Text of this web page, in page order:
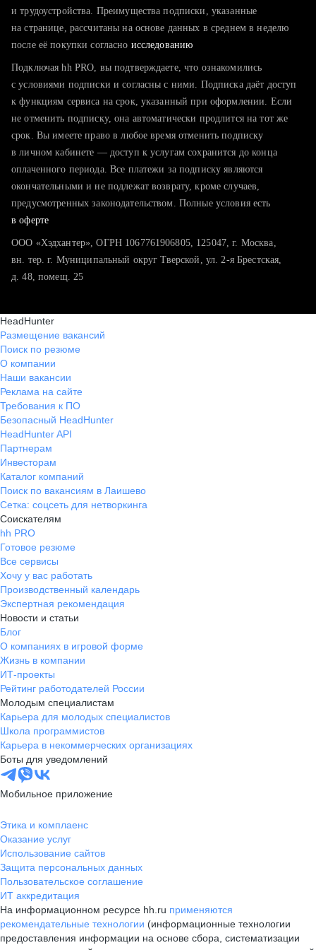
тратите много времени на поиск и вручную поднимаете
хотите сравнить себя с конкурентами и оценить шансы
и трудоустройства. Преимущества подписки, указанные
на странице, рассчитаны на основе данных в среднем в неделю
после её покупки согласно исследованию
Подключая hh PRO, вы подтверждаете, что ознакомились
с условиями подписки и согласны с ними. Подписка даёт доступ
к функциям сервиса на срок, указанный при оформлении. Если
не отменить подписку, она автоматически продлится на тот же
срок. Вы имеете право в любое время отменить подписку
в личном кабинете — доступ к услугам сохранится до конца
оплаченного периода. Все платежи за подписку являются
окончательными и не подлежат возврату, кроме случаев,
предусмотренных законодательством. Полные условия есть
в оферте
ООО «Хэдхантер», ОГРН 1067761906805, 125047, г. Москва,
вн. тер. г. Муниципальный округ Тверской, ул. 2-я Брестская,
д. 48, помещ. 25
HeadHunter
Размещение вакансий
Поиск по резюме
О компании
Наши вакансии
Реклама на сайте
Требования к ПО
Безопасный HeadHunter
HeadHunter API
Партнерам
Инвесторам
Каталог компаний
Поиск по вакансиям в Лаишево
Сетка: соцсеть для нетворкинга
Соискателям
hh PRO
Готовое резюме
Все сервисы
Хочу у вас работать
Производственный календарь
Экспертная рекомендация
Новости и статьи
Блог
О компаниях в игровой форме
Жизнь в компании
ИТ-проекты
Рейтинг работодателей России
Молодым специалистам
Карьера для молодых специалистов
Школа программистов
Карьера в некоммерческих организациях
Боты для уведомлений
Мобильное приложение
Этика и комплаенс
Оказание услуг
Использование сайтов
Защита персональных данных
Пользовательское соглашение
ИТ аккредитация
На информационном ресурсе hh.ru применяются
рекомендательные технологии (информационные технологии
предоставления информации на основе сбора, систематизации